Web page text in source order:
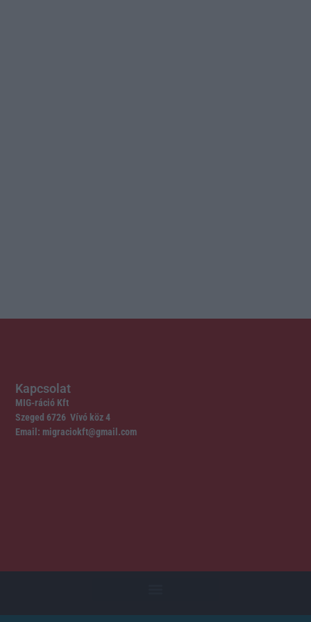
Kapcsolat
MIG-ráció Kft
Szeged 6726 Vívó köz 4
Email: migraciokft@gmail.com